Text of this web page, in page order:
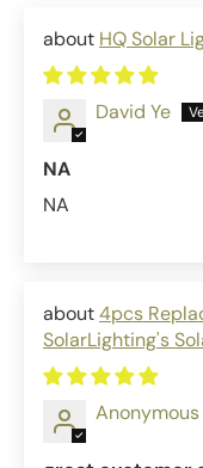
HQ Solar
David Ye
NA
NA
4pcs
SolarLighting's
outdoor solar bulbs
Anonymous